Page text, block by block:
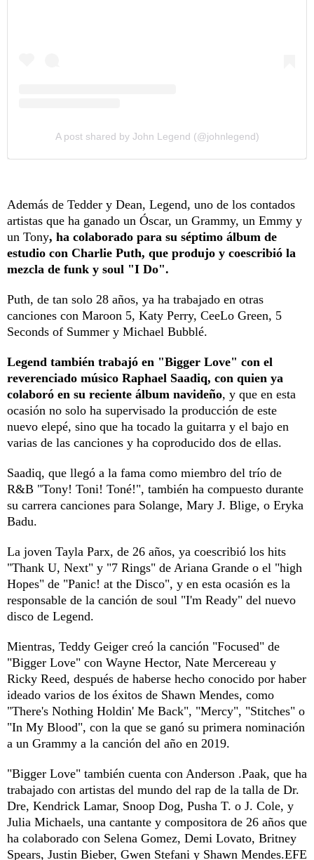
A post shared by John Legend (@johnlegend)
Además de Tedder y Dean, Legend, uno de los contados
artistas que ha ganado un Óscar, un Grammy, un Emmy y
un Tony, ha colaborado para su séptimo álbum de
estudio con Charlie Puth, que produjo y coescribió la
mezcla de funk y soul "I Do".
Puth, de tan solo 28 años, ya ha trabajado en otras
canciones con Maroon 5, Katy Perry, CeeLo Green, 5
Seconds of Summer y Michael Bubblé.
Legend también trabajó en "Bigger Love" con el
reverenciado músico Raphael Saadiq, con quien ya
colaboró en su reciente álbum navideño, y que en esta
ocasión no solo ha supervisado la producción de este
nuevo elepé, sino que ha tocado la guitarra y el bajo en
varias de las canciones y ha coproducido dos de ellas.
Saadiq, que llegó a la fama como miembro del trío de
R&B "Tony! Toni! Toné!", también ha compuesto durante
su carrera canciones para Solange, Mary J. Blige, o Eryka
Badu.
La joven Tayla Parx, de 26 años, ya coescribió los hits
"Thank U, Next" y "7 Rings" de Ariana Grande o el "high
Hopes" de "Panic! at the Disco", y en esta ocasión es la
responsable de la canción de soul "I'm Ready" del nuevo
disco de Legend.
Mientras, Teddy Geiger creó la canción "Focused" de
"Bigger Love" con Wayne Hector, Nate Mercereau y
Ricky Reed, después de haberse hecho conocido por haber
ideado varios de los éxitos de Shawn Mendes, como
"There's Nothing Holdin' Me Back", "Mercy", "Stitches" o
"In My Blood", con la que se ganó su primera nominación
a un Grammy a la canción del año en 2019.
"Bigger Love" también cuenta con Anderson .Paak, que ha
trabajado con artistas del mundo del rap de la talla de Dr.
Dre, Kendrick Lamar, Snoop Dog, Pusha T. o J. Cole, y
Julia Michaels, una cantante y compositora de 26 años que
ha colaborado con Selena Gomez, Demi Lovato, Britney
Spears, Justin Bieber, Gwen Stefani y Shawn Mendes.EFE